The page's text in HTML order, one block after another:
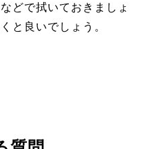
どで拭いておきましょ
と良いでしょう。